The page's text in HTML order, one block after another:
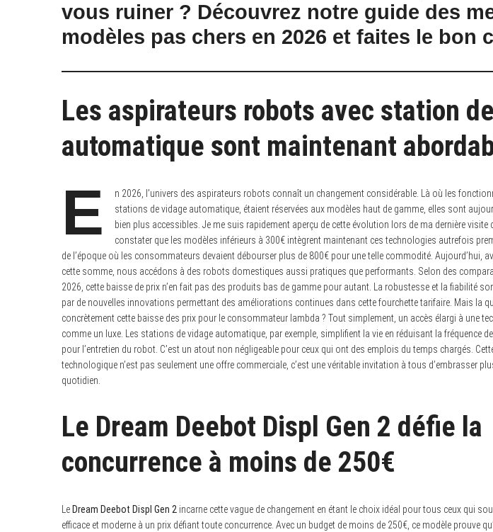
vous ruiner ? Découvrez notre guide des
modèles pas chers en 2026 et faites le bon
Les aspirateurs robots avec station
automatique sont maintenant
E
n 2026, l’univers des aspirateurs robots connaît un changement considérable. Là où les
stations de vidage automatique, étaient réservées aux modèles haut de gamme, elles sont
bien plus accessibles. Je me suis rapidement aperçu de cette évolution lors de ma dernière visite
constater que les modèles inférieurs à 300€ intègrent maintenant ces technologies autrefois
de l’époque où les consommateurs devaient débourser plus de 800€ pour une telle commodité. Aujourd’hui,
cette somme, nous accédons à des robots domestiques aussi pratiques que performants. Selon des
2026, cette baisse de prix n’en fait pas des produits bas de gamme pour autant. La robustesse et la fiabilité
par de nouvelles innovations permettant des améliorations continues dans cette fourchette tarifaire. Mais la
concrètement cette baisse des prix pour le consommateur lambda ? Tout simplement, un accès élargi à une
comme un luxe. Les stations de vidage automatique, par exemple, simplifient la vie en réduisant la fréquence
pour l’entretien du robot. C’est un atout non négligeable pour ceux qui ont des emplois du temps chargés.
technologique n’est pas seulement une offre commerciale, c’est une véritable invitation à tous d’embrasser
quotidien.
Le Dream Deebot Displ Gen 2 défie la
concurrence à moins de 250€
Le Dream Deebot Displ Gen 2 incarne cette vague de changement en étant le choix idéal pour tous ceux qui
efficace et moderne à un prix défiant toute concurrence. Avec un budget de moins de 250€, ce modèle prouve